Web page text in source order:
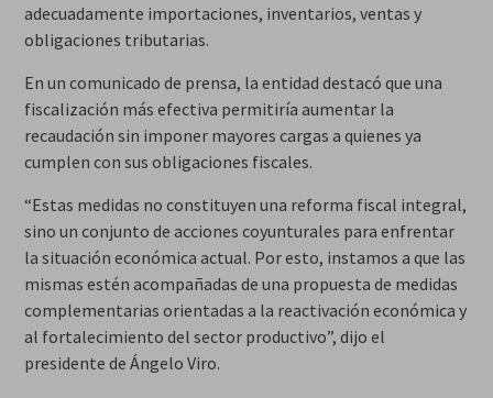
adecuadamente importaciones, inventarios, ventas y
obligaciones tributarias.
En un comunicado de prensa, la entidad destacó que una
fiscalización más efectiva permitiría aumentar la
recaudación sin imponer mayores cargas a quienes ya
cumplen con sus obligaciones fiscales.
“Estas medidas no constituyen una reforma fiscal integral,
sino un conjunto de acciones coyunturales para enfrentar
la situación económica actual. Por esto, instamos a que las
mismas estén acompañadas de una propuesta de medidas
complementarias orientadas a la reactivación económica y
al fortalecimiento del sector productivo”, dijo el
presidente de Ángelo Viro.